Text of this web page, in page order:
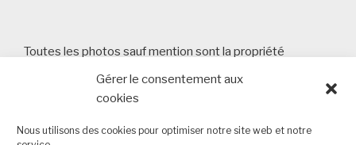
Gérer le consentement aux
cookies
Nous utilisons des cookies pour optimiser notre site web et notre
Toutes les photos sauf mention sont la propriété
Bouguenais